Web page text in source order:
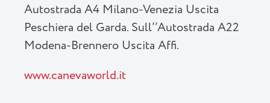
Autostrada A4 Milano-Venezia Uscita
Peschiera del Garda. Sull’’Autostrada A22
Modena-Brennero Uscita Affi.
www.canevaworld.it